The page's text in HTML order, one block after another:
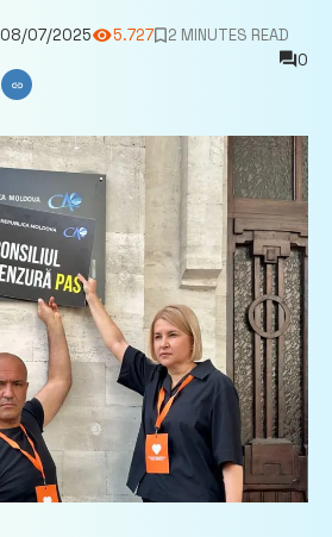
08/07/2025 5.727
2 MINUTES READ
0